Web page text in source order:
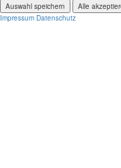
Auswahl speichern
Alle
Impressum Datenschutz